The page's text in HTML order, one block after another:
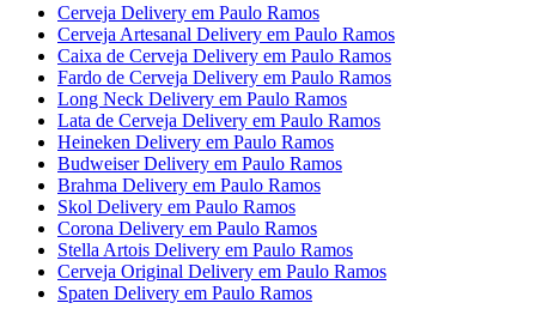
Cerveja Delivery em Paulo Ramos
Cerveja Artesanal Delivery em Paulo Ramos
Caixa de Cerveja Delivery em Paulo Ramos
Fardo de Cerveja Delivery em Paulo Ramos
Long Neck Delivery em Paulo Ramos
Lata de Cerveja Delivery em Paulo Ramos
Heineken Delivery em Paulo Ramos
Budweiser Delivery em Paulo Ramos
Brahma Delivery em Paulo Ramos
Skol Delivery em Paulo Ramos
Corona Delivery em Paulo Ramos
Stella Artois Delivery em Paulo Ramos
Cerveja Original Delivery em Paulo Ramos
Spaten Delivery em Paulo Ramos